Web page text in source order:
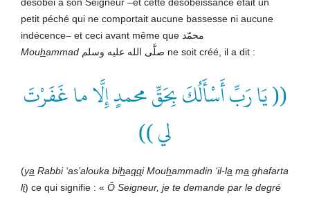
petit péché qui ne comportait aucune bassesse ni aucune
indécence– et ceci avant même que محمّد
Mouhammad صلَّى الله عليه وسلم ne soit créé, il a dit :
(( يَا رَبِّ أَسْأَلُكَ بِحَقِّ محمدٍ إِلَّا ما غَفَرْتَ
لي ))
(ya Rabbi ‘as’alouka bihaqqi Mouhammadin ‘il-la ma ghafarta
li) ce qui signifie : « Ô Seigneur, je te demande par le degré